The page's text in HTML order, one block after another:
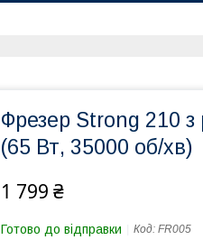
Фрезер Strong 210
(65 Вт, 35000 об/хв)
1 799 ₴
Готово до відправки Код: FR005